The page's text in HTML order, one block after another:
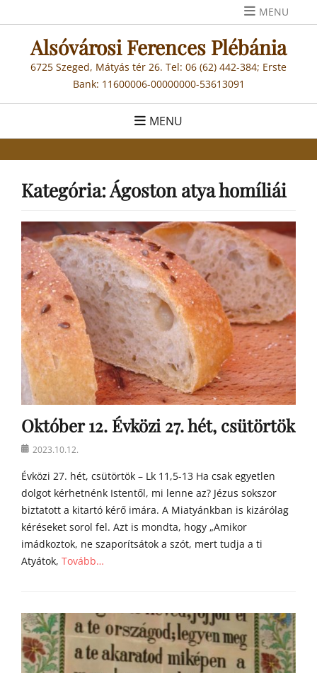
to
content
MENU
Alsóvárosi Ferences Plébánia
6725 Szeged, Mátyás tér 26. Tel: 06 (62) 442-384; Erste
Bank: 11600006-00000000-53613091
MENU
Kategória:Ágoston atya homíliái
Október 12. Évközi 27. hét, csütörtök
Posted2023.10.12.
Évközi 27. hét, csütörtök – Lk 11,5-13 Ha csak egyetlen
dolgot kérhetnénk Istentől, mi lenne az? Jézus sokszor
biztatott a kitartó kérő imára. A Miatyánkban is kizárólag
kéréseket sorol fel. Azt is mondta, hogy „Amikor
imádkoztok, ne szaporítsátok a szót, mert tudja a ti
Atyátok, Tovább…
g
o
s
t